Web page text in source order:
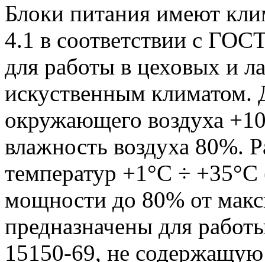
Блоки питания имеют
4.1 в соответствии с
для работы в цеховых и
искуственным климатом.
окружающего воздуха
влажность воздуха 80%.
температур +1°С ÷
мощности до 80% от
предназначены для
15150-69, не